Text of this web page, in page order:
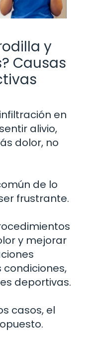
y
Causas
en
alivio,
dolor, no
de lo
frustrante.
y mejorar
deportivas.
casos, el